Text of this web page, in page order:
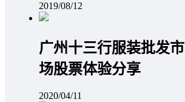
2019/08/12
广州十三行服装批发市
场股票体验分享
2020/04/11